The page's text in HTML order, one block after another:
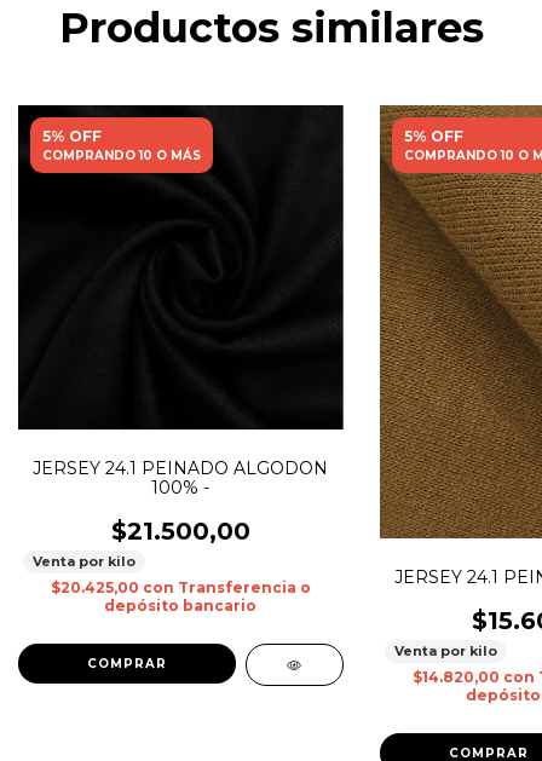
Productos similares
5% OFF
COMPRANDO 10 O MÁS
JERSEY 24.1 PEINADO ALGODON
100% -
$21.500,00
Venta por kilo
$20.425,00 con Transferencia o
depósito bancario
COMPRAR
5% OFF
COMPRANDO 10 O
JERSEY 24.1
Venta por kilo
$14.820,00 con
COMPRAR